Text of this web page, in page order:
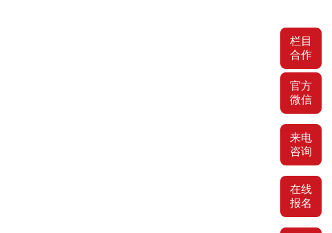
栏目
合作
官方
微信
来电
咨询
在线
报名